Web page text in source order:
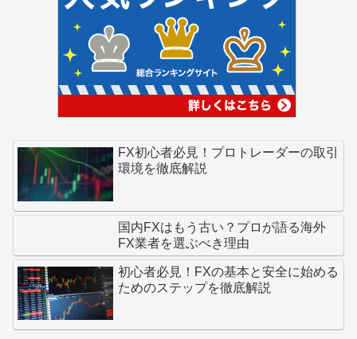
FX初心者必見！プロトレーダーの取引
環境を徹底解説
国内FXはもう古い？プロが語る海外
FX業者を選ぶべき理由
初心者必見！FXの基本と安全に始める
ためのステップを徹底解説